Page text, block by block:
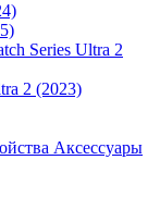
Series Ultra 2
2 (2023)
Аксессуары